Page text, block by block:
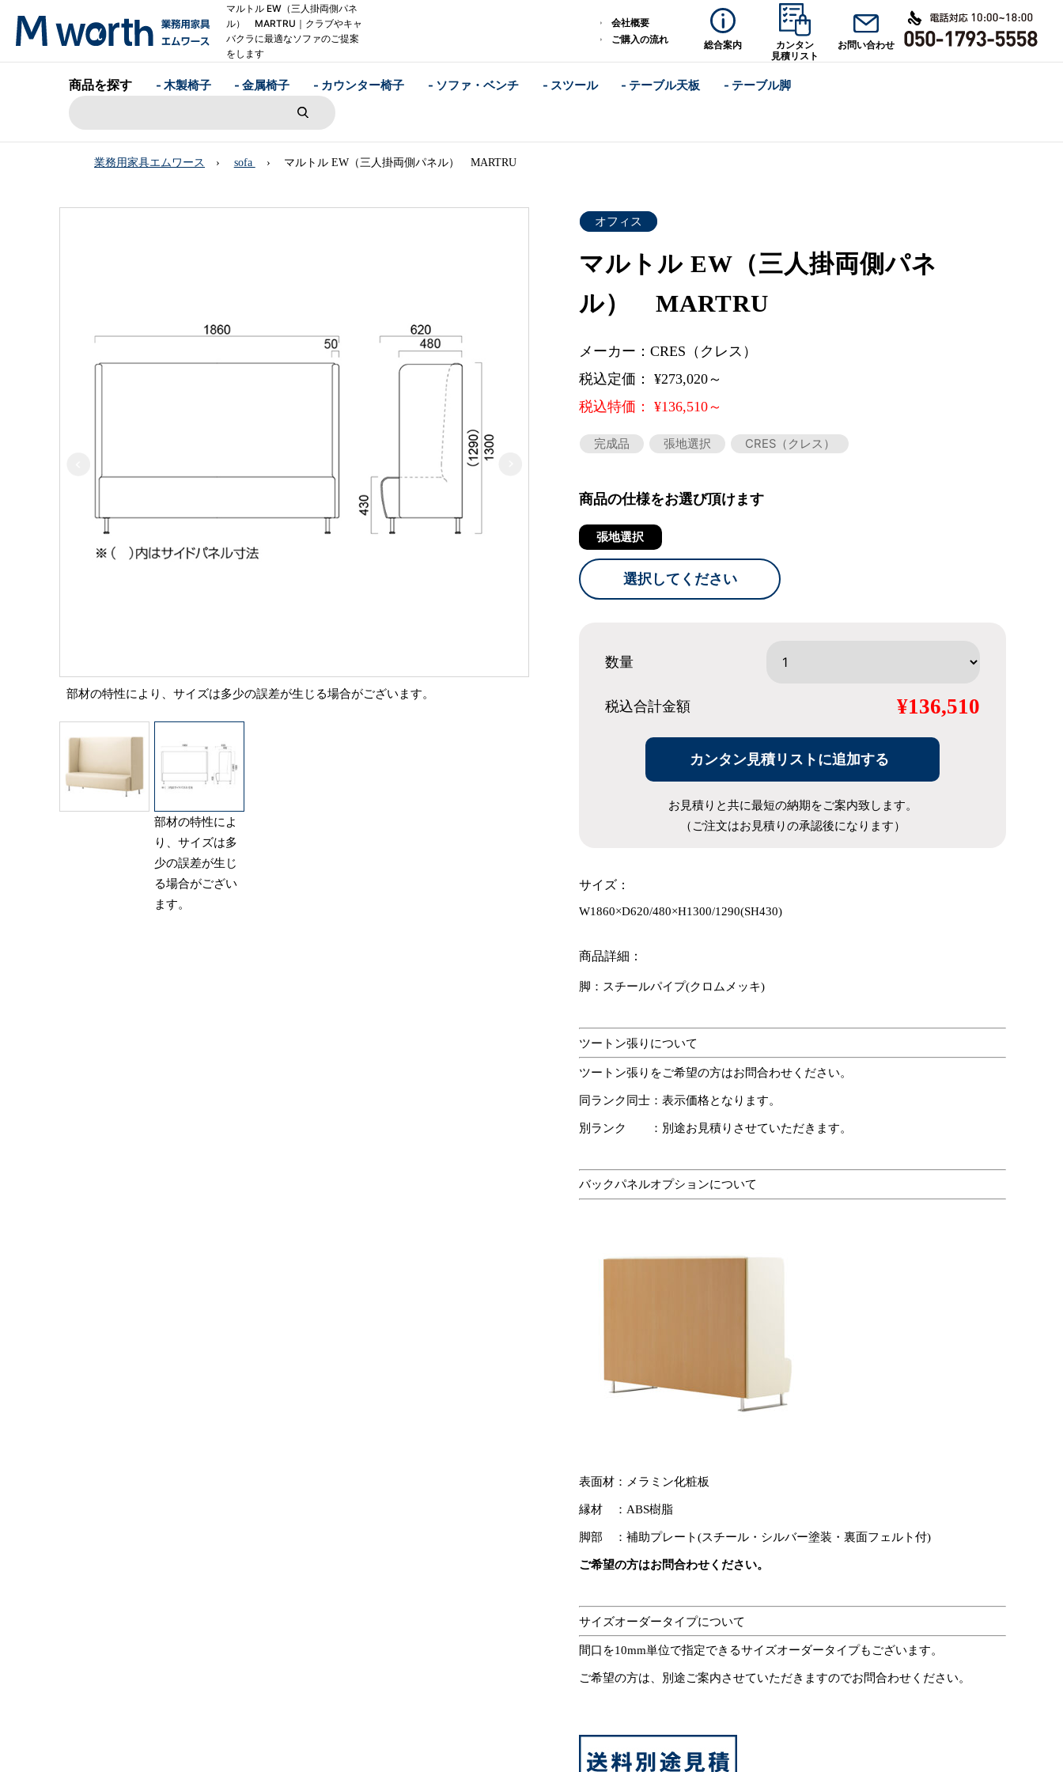
マルトル EW（三人掛両側パネ
ル） MARTRU｜クラブやキャ
バクラに最適なソファのご提案
をします
会社概要
ご購入の流れ
総合案内
カンタン
見積リスト
お問い合わせ
商品を探す - 木製椅子 - 金属椅子 - カウンター椅子 - ソファ・ベンチ - スツール - テーブル天板 - テーブル脚
業務用家具エムワース sofa マルトル EW（三人掛両側パネル） MARTRU
部材の特性により、サイズは多少の誤差が生じる場合がございます。
部材の特性によ
り、サイズは多
少の誤差が生じ
る場合がござい
ます。
オフィス
マルトル EW（三人掛両側パネ
ル） MARTRU
メーカー：CRES（クレス）
税込定価： ¥273,020～
税込特価： ¥136,510～
完成品 張地選択 CRES（クレス）
商品の仕様をお選び頂けます
張地選択
選択してください
数量
税込合計金額 ¥136,510
カンタン見積リストに追加する
お見積りと共に最短の納期をご案内致します。
（ご注文はお見積りの承認後になります）
サイズ：
W1860×D620/480×H1300/1290(SH430)
商品詳細：
脚：スチールパイプ(クロムメッキ)
ツートン張りについて
ツートン張りをご希望の方はお問合わせください。
同ランク同士：表示価格となります。
別ランク ：別途お見積りさせていただきます。
バックパネルオプションについて
表面材：メラミン化粧板
縁材 ：ABS樹脂
脚部 ：補助プレート(スチール・シルバー塗装・裏面フェルト付)
ご希望の方はお問合わせください。
サイズオーダータイプについて
間口を10mm単位で指定できるサイズオーダータイプもございます。
ご希望の方は、別途ご案内させていただきますのでお問合わせください。